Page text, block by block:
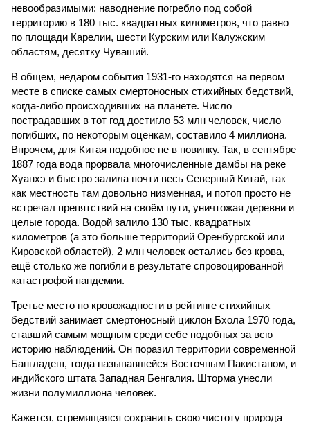
невообразимыми: наводнение погребло под собой
территорию в 180 тыс. квадратных километров, что равно
по площади Карелии, шести Курским или Калужским
областям, десятку Чуваший.
В общем, недаром события 1931-го находятся на первом
месте в списке самых смертоносных стихийных бедствий,
когда-либо происходивших на планете. Число
пострадавших в тот год достигло 53 млн человек, число
погибших, по некоторым оценкам, составило 4 миллиона.
Впрочем, для Китая подобное не в новинку. Так, в сентябре
1887 года вода прорвала многочисленные дамбы на реке
Хуанхэ и быстро залила почти весь Северный Китай, так
как местность там довольно низменная, и потоп просто не
встречал препятствий на своём пути, уничтожая деревни и
целые города. Водой залило 130 тыс. квадратных
километров (а это больше территорий Оренбургской или
Кировской областей), 2 млн человек остались без крова,
ещё столько же погибли в результате спровоцированной
катастрофой пандемии.
Третье место по кровожадности в рейтинге стихийных
бедствий занимает смертоносный циклон Бхола 1970 года,
ставший самым мощным среди себе подобных за всю
историю наблюдений. Он поразил территории современной
Бангладеш, тогда называвшейся Восточным Пакистаном, и
индийского штата Западная Бенгалия. Шторма унесли
жизни полумиллиона человек.
Кажется, стремящаяся сохранить свою чистоту природа